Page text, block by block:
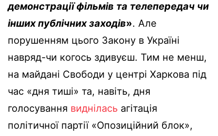
демонстрації фільмів та телепередач чи
інших публічних заходів». Але
порушенням цього Закону в Україні
навряд-чи когось здивуєш. Тим не менш,
на майдані Свободи у центрі Харкова під
час «дня тиші» та, навіть, дня
голосування виднілась агітація
політичної партії «Опозиційний блок»,